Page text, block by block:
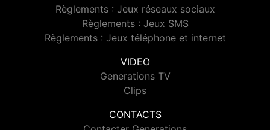
Règlements : Jeux réseaux sociaux
Règlements : Jeux SMS
Règlements : Jeux téléphone et internet
VIDEO
Generations TV
Clips
CONTACTS